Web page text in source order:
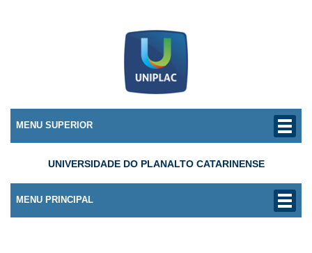
MENU SUPERIOR
UNIVERSIDADE DO PLANALTO CATARINENSE
MENU PRINCIPAL